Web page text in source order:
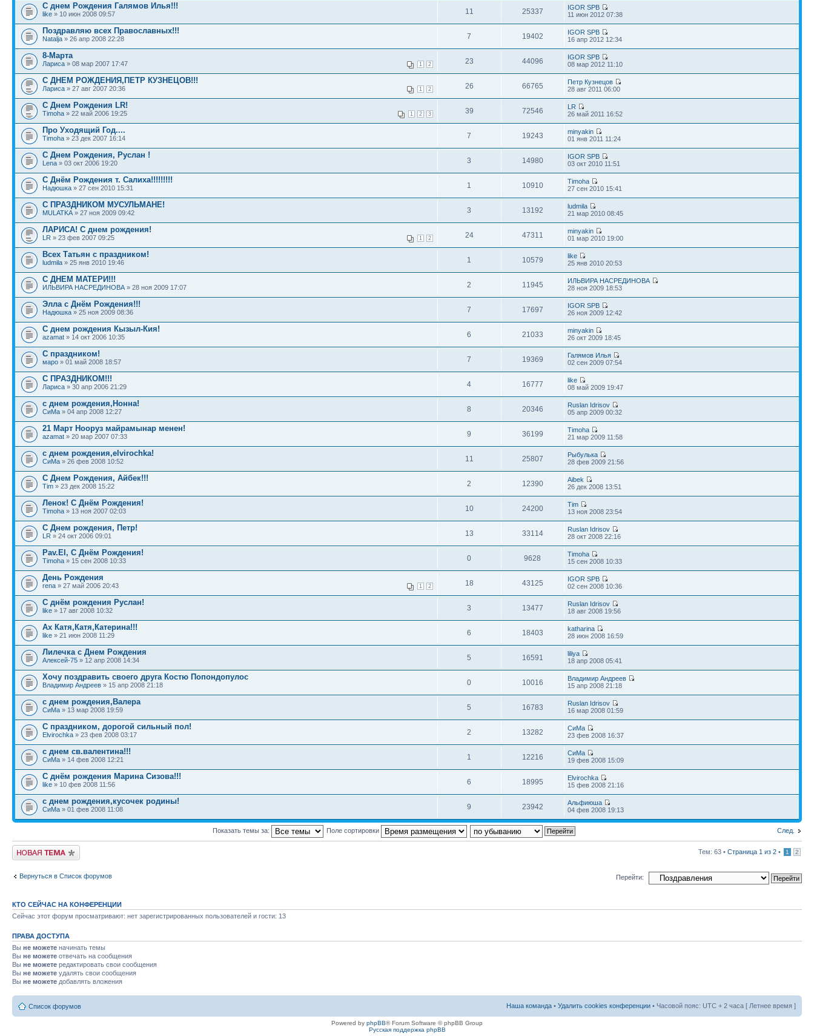
С днем Рождения Галямов Илья!!!
like » 10 июн 2008 09:57 11 25337
IGOR SPB
11 июн 2012 07:38
Поздравляю всех Православных!!!
Natalja » 26 апр 2008 22:28 7 19402
IGOR SPB
16 апр 2012 12:34
8-Марта
1 2
Лариса » 08 мар 2007 17:47 23 44096
IGOR SPB
08 мар 2012 11:10
С ДНЕМ РОЖДЕНИЯ,ПЕТР КУЗНЕЦОВ!!!
1 2
Лариса » 27 авг 2007 20:36 26 66765
Петр Кузнецов
28 авг 2011 06:00
С Днем Рождения LR!
1 2 3
Timoha » 22 май 2006 19:25 39 72546
LR
26 май 2011 16:52
Про Уходящий Год....
Timoha » 23 дек 2007 16:14 7 19243
minyakin
01 янв 2011 11:24
С Днем Рождения, Руслан !
Lena » 03 окт 2006 19:20 3 14980
IGOR SPB
03 окт 2010 11:51
С Днём Рождения т. Салиха!!!!!!!!!
Надюшка » 27 сен 2010 15:31 1 10910
Timoha
27 сен 2010 15:41
С ПРАЗДНИКОМ МУСУЛЬМАНЕ!
MULATKA » 27 ноя 2009 09:42 3 13192
ludmila
21 мар 2010 08:45
ЛАРИСА! С днем рождения!
1 2
LR » 23 фев 2007 09:25 24 47311
minyakin
01 мар 2010 19:00
Всех Татьян с праздником!
ludmila » 25 янв 2010 19:46 1 10579
like
25 янв 2010 20:53
С ДНЕМ МАТЕРИ!!!
ИЛЬВИРА НАСРЕДИНОВА » 28 ноя 2009 17:07 2 11945
ИЛЬВИРА НАСРЕДИНОВА
28 ноя 2009 18:53
Элла с Днём Рождения!!!
Надюшка » 25 ноя 2009 08:36 7 17697
IGOR SPB
26 ноя 2009 12:42
С днем рождения Кызыл-Кия!
azamat » 14 окт 2006 10:35 6 21033
minyakin
26 окт 2009 18:45
С праздником!
маро » 01 май 2008 18:57 7 19369
Галямов Илья
02 сен 2009 07:54
С ПРАЗДНИКОМ!!!
Лариса » 30 апр 2006 21:29 4 16777
like
08 май 2009 19:47
с днем рождения,Нонна!
СиМа » 04 апр 2008 12:27 8 20346
Ruslan Idrisov
05 апр 2009 00:32
21 Март Нооруз майрамынар менен!
azamat » 20 мар 2007 07:33 9 36199
Timoha
21 мар 2009 11:58
с днем рождения,elvirochka!
СиМа » 26 фев 2008 10:52 11 25807
Рыбулька
28 фев 2009 21:56
С Днем Рождения, Айбек!!!
Tim » 23 дек 2008 15:22 2 12390
Aibek
26 дек 2008 13:51
Ленок! С Днём Рождения!
Timoha » 13 ноя 2007 02:03 10 24200
Tim
13 ноя 2008 23:54
С Днем рождения, Петр!
LR » 24 окт 2006 09:01 13 33114
Ruslan Idrisov
28 окт 2008 22:16
Pav.El, С Днём Рождения!
Timoha » 15 сен 2008 10:33 0 9628
Timoha
15 сен 2008 10:33
День Рождения
1 2
rena » 27 май 2006 20:43 18 43125
IGOR SPB
02 сен 2008 10:36
С днём рождения Руслан!
like » 17 авг 2008 10:32 3 13477
Ruslan Idrisov
18 авг 2008 19:56
Ах Катя,Катя,Катерина!!!
like » 21 июн 2008 11:29 6 18403
katharina
28 июн 2008 16:59
Лилечка с Днем Рождения
Алексей-75 » 12 апр 2008 14:34 5 16591
liliya
18 апр 2008 05:41
Хочу поздравить своего друга Костю Попондопулос
Владимир Андреев » 15 апр 2008 21:18 0 10016
Владимир Андреев
15 апр 2008 21:18
с днем рождения,Валера
СиМа » 13 мар 2008 19:59 5 16783
Ruslan Idrisov
16 мар 2008 01:59
С праздником, дорогой сильный пол!
Elvirochka » 23 фев 2008 03:17 2 13282
СиМа
23 фев 2008 16:37
с днем св.валентина!!!
СиМа » 14 фев 2008 12:21 1 12216
СиМа
19 фев 2008 15:09
С днём рождения Марина Сизова!!!
like » 10 фев 2008 11:56 6 18995
Elvirochka
15 фев 2008 21:16
с днем рождения,кусочек родины!
СиМа » 01 фев 2008 11:08 9 23942
Альфиюша
04 фев 2008 19:13
След.
Показать темы за: Поле сортировки
Новая тема Тем: 63 • Страница 1 из 2 • 1 2
Вернуться в Список форумов Перейти:
КТО СЕЙЧАС НА КОНФЕРЕНЦИИ
Сейчас этот форум просматривают: нет зарегистрированных пользователей и гости: 13
ПРАВА ДОСТУПА
Вы не можете начинать темы
Вы не можете отвечать на сообщения
Вы не можете редактировать свои сообщения
Вы не можете удалять свои сообщения
Вы не можете добавлять вложения
Список форумов Наша команда • Удалить cookies конференции • Часовой пояс: UTC + 2 часа [ Летнее время ]
Powered by phpBB® Forum Software © phpBB Group
Русская поддержка phpBB